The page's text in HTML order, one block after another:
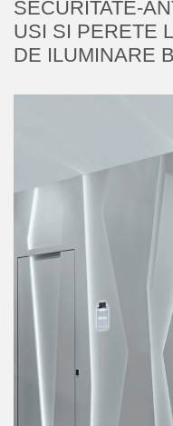
SECURITATE-
USI SI PERETE
DE ILUMINARE